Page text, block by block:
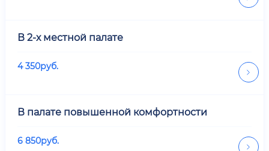
В 2-х местной палате
4 350руб.
В палате повышенной комфортности
6 850руб.